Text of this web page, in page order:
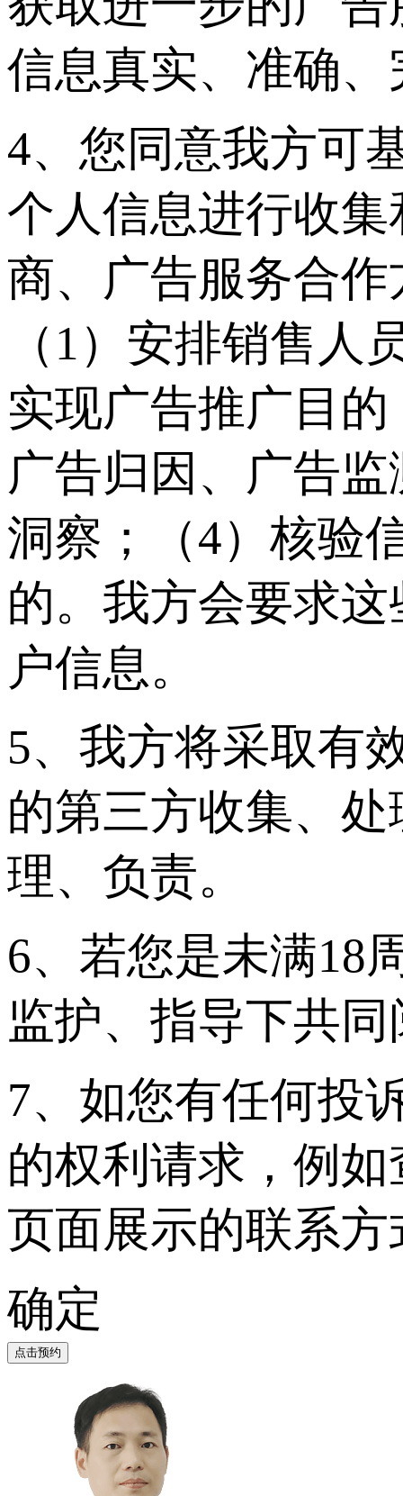
信息真实、准确
4、您同意我方可
个人信息进行收
商、广告服务合
（1）安排销售
实现广告推广目
广告归因、广告
洞察；（4）核验
的。我方会要求
户信息。
5、我方将采取有
的第三方收集、
理、负责。
6、若您是未满18
监护、指导下共
7、如您有任何投
的权利请求，例
页面展示的联系
确定
点击预约